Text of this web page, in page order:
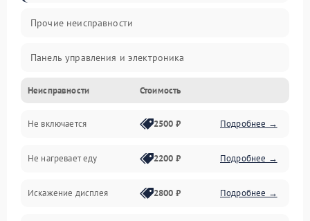
Прочие неисправности
Панель управления и электроника
Дверца и корпус
Механика и внутренние элементы
Механические повреждения
Питание и запуск
Неисправности Стоимость
Не включается 2500 ₽ Подробнее →
Не нагревает еду 2200 ₽ Подробнее →
Искажение дисплея 2800 ₽ Подробнее →